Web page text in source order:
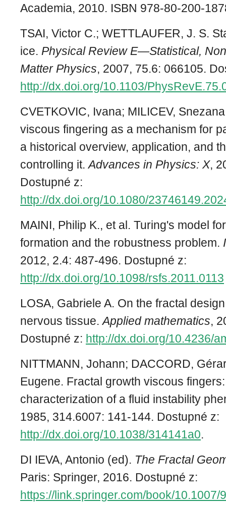
Academia, 2010. ISBN 978-80-200-
TSAI, Victor C.; WETTLAUFER, J. S.
ice. Physical Review E—Statistical,
Matter Physics, 2007, 75.6: 066105.
http://dx.doi.org/10.1103/
CVETKOVIC, Ivana; MILICEV,
viscous fingering as a mechanism for
a historical overview, application, and
controlling it.Advances in Physics: X,
Dostupné z:
http://dx.doi.org/10.1080/
MAINI, Philip K., et al. Turing's model
formation and the robustness problem.
2012, 2.4: 487-496. Dostupné z:
http://dx.doi.org/10.1098/rsfs.2011.0113
LOSA, Gabriele A. On the fractal
nervous tissue.Applied mathematics,
Dostupné z: http://dx.doi.org/10.4236/
NITTMANN, Johann; DACCORD,
Eugene. Fractal growth viscous
characterization of a fluid instability
1985, 314.6007: 141-144. Dostupné z:
http://dx.doi.org/10.1038/314141a0.
DI IEVA, Antonio (ed). The Fractal
Paris: Springer, 2016. Dostupné z:
https://link.springer.com/book/10.1007/